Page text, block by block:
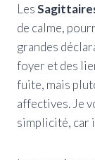
Les
de calme,
grandes
foyer et des
fuite, mais
affectives. Je
simplicité, car